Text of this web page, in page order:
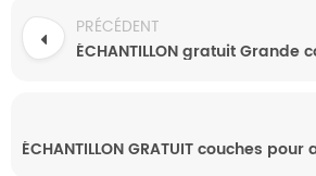
PRÉCÉDENT